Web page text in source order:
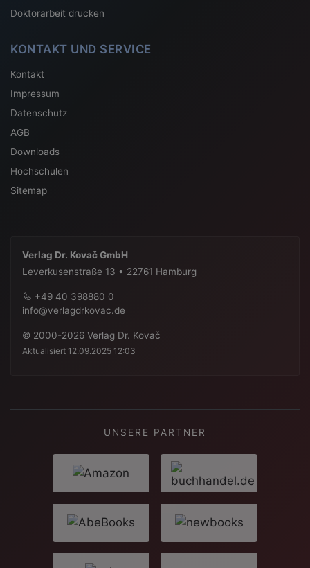
Doktorarbeit drucken
KONTAKT UND SERVICE
Kontakt
Impressum
Datenschutz
AGB
Downloads
Hochschulen
Sitemap
Verlag Dr. Kovač GmbH
Leverkusenstraße 13 • 22761 Hamburg
+49 40 398880 0
info@verlagdrkovac.de
© 2000-2026 Verlag Dr. Kovač
Aktualisiert 12.09.2025 12:03
UNSERE PARTNER